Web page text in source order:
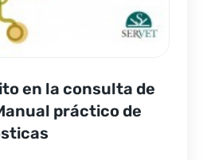
en la consulta de
práctico de